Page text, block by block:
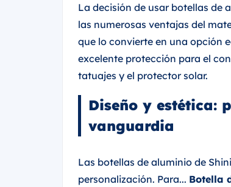
La decisión de usar botellas de
las numerosas ventajas del
que lo convierte en una opción
excelente protección para el
tatuajes y el protector solar.
Diseño y estética:
vanguardia
Las botellas de aluminio de
personalización. Para... Botella